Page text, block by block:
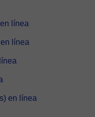
línea
línea
en línea